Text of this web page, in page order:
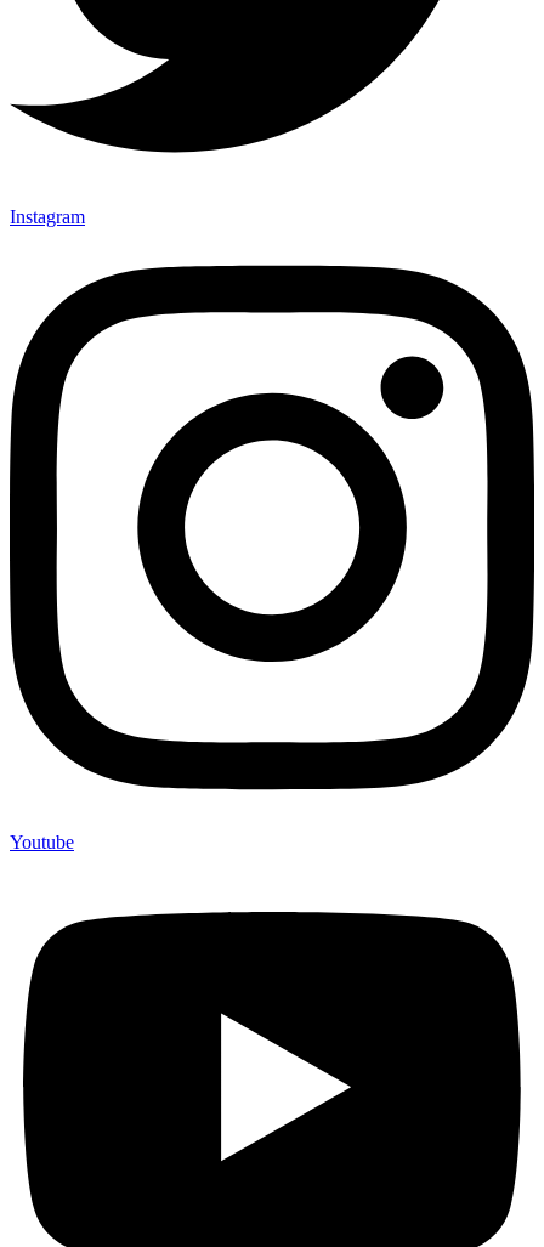
Instagram
Youtube